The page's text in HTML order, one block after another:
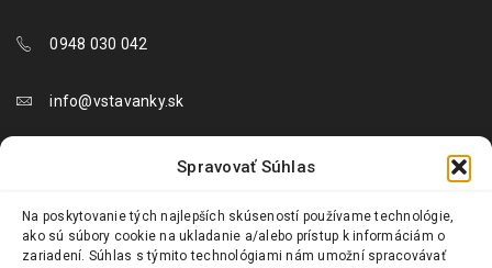
Spravovať Súhlas
Na poskytovanie tých najlepších skúseností používame technológie,
ako sú súbory cookie na ukladanie a/alebo prístup k informáciám o
zariadení. Súhlas s týmito technológiami nám umožní spracovávať
0948 030 042
info@vstavanky.sk
objednavky@vstavanky.sk
reklamacie@vstavanky.sk